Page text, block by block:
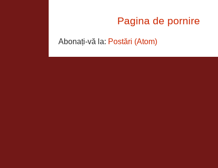
Pagina de pornire
Abonați-vă la: Postări (Atom)